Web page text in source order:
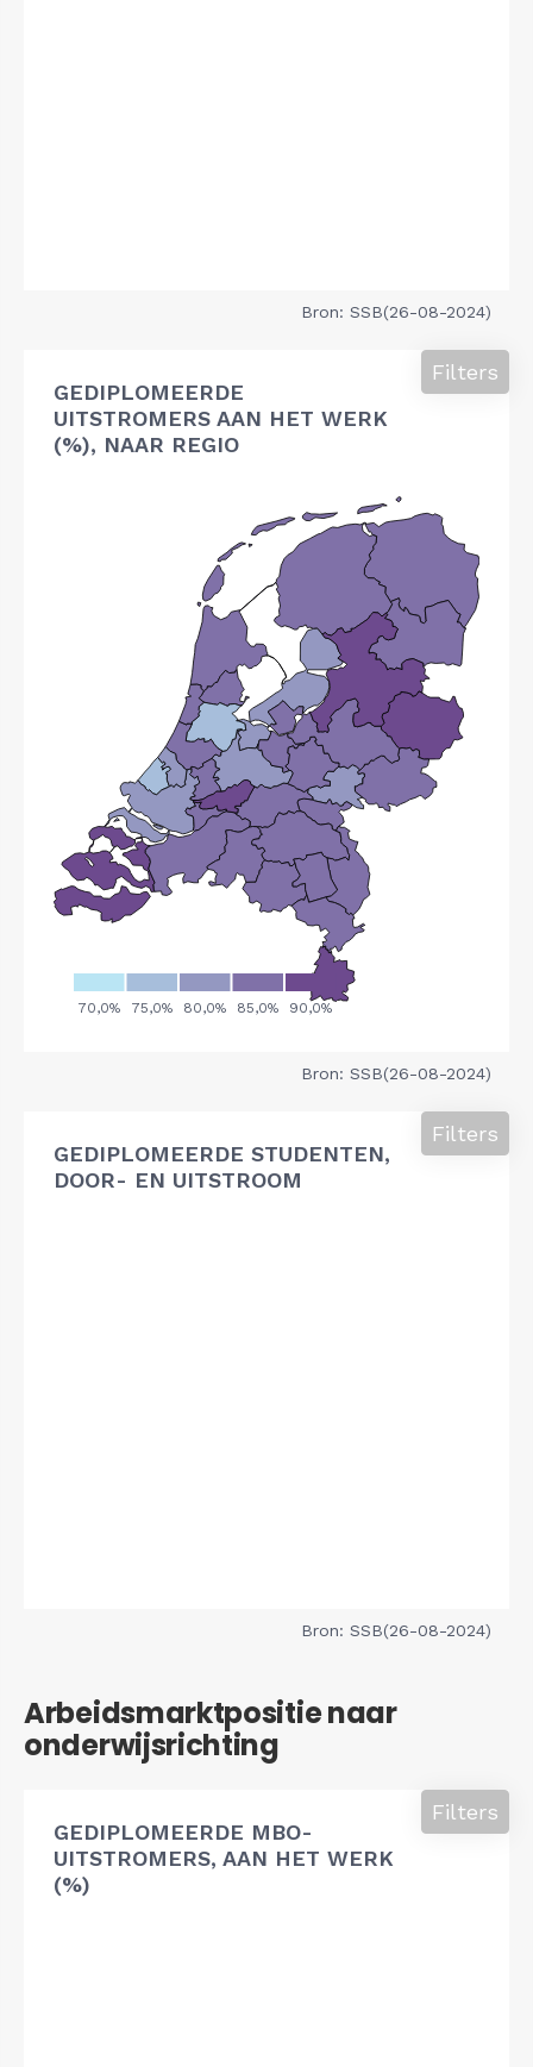
Bron: SSB(26-08-2024)
GEDIPLOMEERDE
UITSTROMERS AAN HET WERK
(%), NAAR REGIO
Filters
Bron: SSB(26-08-2024)
GEDIPLOMEERDE STUDENTEN,
DOOR- EN UITSTROOM
Filters
Bron: SSB(26-08-2024)
Arbeidsmarktpositie naar
onderwijsrichting
GEDIPLOMEERDE MBO-
UITSTROMERS, AAN HET WERK
(%)
Filters